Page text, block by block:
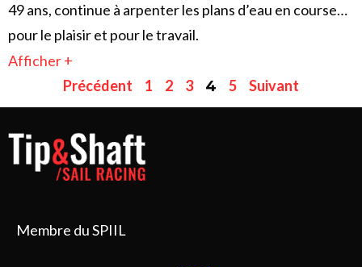
49 ans, continue à arpenter les plans d’eau en course…
pour le plaisir et pour le travail.
Afficher +
Précédent
1 2 3 4 5 Suivant
Membre du SPIIL